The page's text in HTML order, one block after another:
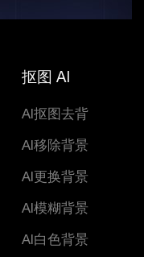
抠图 AI
AI抠图去背
AI移除背景
AI更换背景
AI模糊背景
AI白色背景